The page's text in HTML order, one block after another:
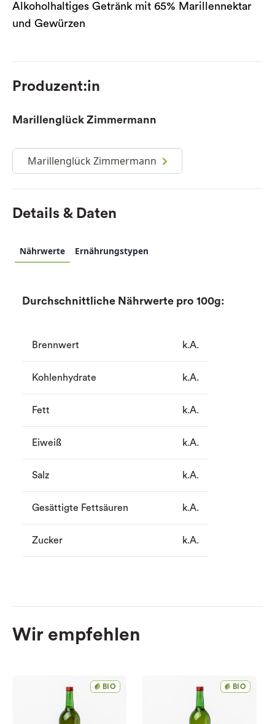
Alkoholhaltiges Getränk mit 65% Marillennektar
und Gewürzen
Produzent:in
Marillenglück Zimmermann
Marillenglück Zimmermann
Details & Daten
Nährwerte Ernährungstypen
Durchschnittliche Nährwerte pro 100g:
Brennwert k.A.
Kohlenhydrate k.A.
Fett k.A.
Eiweiß k.A.
Salz k.A.
Gesättigte Fettsäuren k.A.
Zucker k.A.
Wir empfehlen
BIO BIO